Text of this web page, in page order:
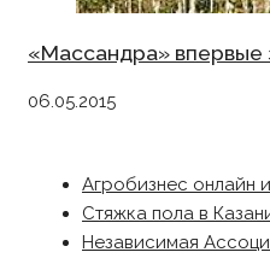
«Массандра» впервые
06.05.2015
Агробизнес онлайн
Стяжка пола в
Независимая